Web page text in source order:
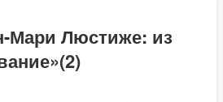
Мари Люстиже: из